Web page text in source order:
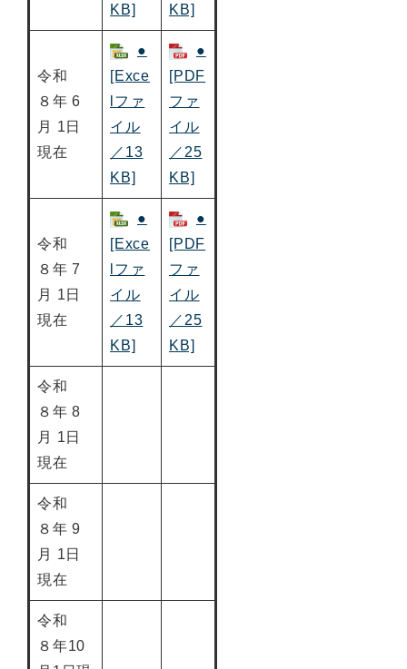
KB]
KB]
令和
８年 6
月 1日
現在
●
[Exce
lファ
イル
／13
KB]
●
[PDF
ファ
イル
／25
KB]
令和
８年 7
月 1日
現在
●
[Exce
lファ
イル
／13
KB]
●
[PDF
ファ
イル
／25
KB]
令和
８年 8
月 1日
現在
令和
８年 9
月 1日
現在
令和
８年10